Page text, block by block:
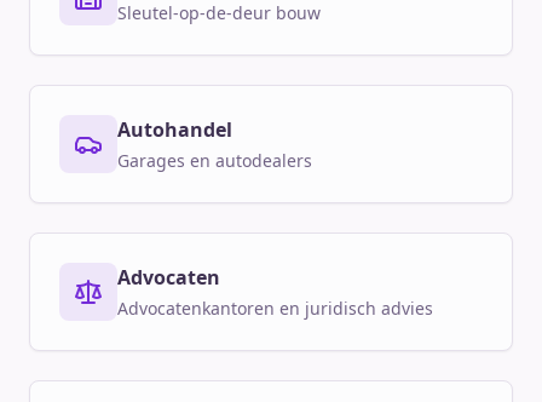
Sleutel-op-de-deur bouw
Autohandel
Garages en autodealers
Advocaten
Advocatenkantoren en juridisch advies